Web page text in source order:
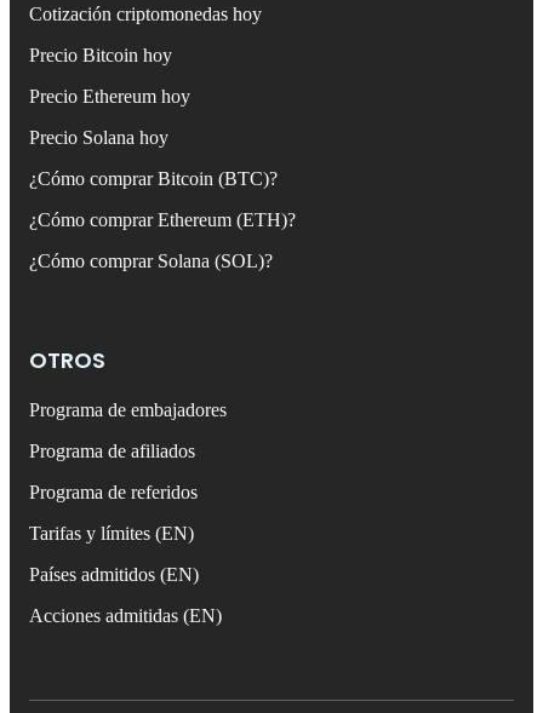
Cotización criptomonedas hoy
Precio Bitcoin hoy
Precio Ethereum hoy
Precio Solana hoy
¿Cómo comprar Bitcoin (BTC)?
¿Cómo comprar Ethereum (ETH)?
¿Cómo comprar Solana (SOL)?
OTROS
Programa de embajadores
Programa de afiliados
Programa de referidos
Tarifas y límites (EN)
Países admitidos (EN)
Acciones admitidas (EN)